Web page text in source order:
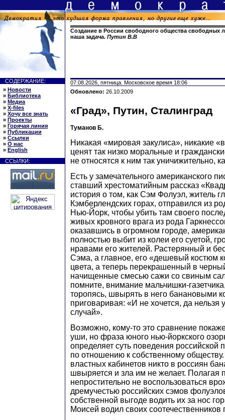
Создание в России свободного общества свободных
наша задача. Путин В.В
СОДЕРЖАНИЕ:
» Новости
» Библиотека
» Медиа
» X-files
» Хочу все знать
» Проекты
» Горячая линия
» Публикации
» Ссылки
» О нас
» English
ССЫЛКИ:
07.08.2026, пятница. Московское время 18:06
Обновлено: 26.10.2009
«Град», Путин, Сталинград
Туманов Б.
Никакая «мировая закулиса», никакие
ценят так низко моральные и
не относятся к ним так уничижительно,
Есть у замечательного американского
ставший хрестоматийным рассказ
история о том, как Сэм Фолуэл, житель
Кэмберлендских горах, отправился из
Нью-Йорк, чтобы убить там своего
живых кровного врага из рода
оказавшись в огромном городе,
полностью выбит из колеи его суетой,
нравами его жителей. Растерянный и
Сэма, а главное, его «дешевый костюм
цвета, а теперь перекрашенный в
начищенные смесью сажи со свиным
помните, внимание мальчишки-
торопясь, швырять в него банановыми
приговаривая: «И не хочется, да нельзя
случай».
Возможно, кому-то это сравнение
уши, но фраза юного нью-йоркского
определяет суть поведения российской
по отношению к собственному обществу.
властных кабинетов никто в россиян
швыряется и зла им не желает. Полагая
непростительно не воспользоваться
дремучестью российских сэмов
собственной выгоде водить их за нос
Моисей водил своих соотечественников